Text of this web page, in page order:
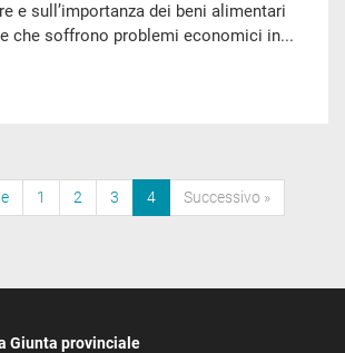
e sull’importanza dei beni alimentari
che soffrono problemi economici in...
1 2 3 4 Successivo »
Giunta provinciale